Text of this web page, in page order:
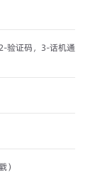
验证码，3-话机通
）